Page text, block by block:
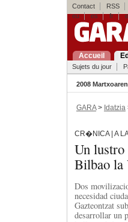
Contact RSS
eu
es fr
Accueil
Sujets du jour
2008
GARA> Idatzia
CR�NICA | A
Un
Bilbao la
Dos
necesidad
Gazteontzat
desarrollar un